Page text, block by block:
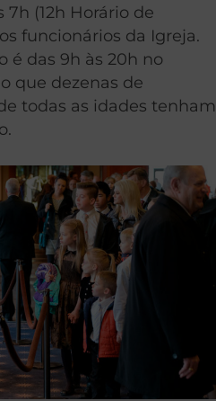
7h (12h Horário de
funcionários da Igreja.
é das 9h às 20h no
que dezenas de
todas as idades tenham